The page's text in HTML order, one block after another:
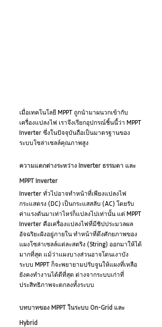
เมื่อเทคโนโลยี MPPT ถูกนำมาผนวกเข้ากับ
เครื่องแปลงไฟ เราจึงเรียกอุปกรณ์ชิ้นนี้ว่า MPPT
Inverter ซึ่งในปัจจุบันถือเป็นมาตรฐานของ
ระบบโซล่าเซลล์คุณภาพสูง
ความแตกต่างระหว่าง Inverter ธรรมดา และ
MPPT Inverter
Inverter ทั่วไปอาจทำหน้าที่เพียงแปลงไฟ
กระแสตรง (DC) เป็นกระแสสลับ (AC) โดยรับ
ค่าแรงดันมาเท่าไหร่ก็แปลงไปเท่านั้น แต่ MPPT
Inverter คือเครื่องแปลงไฟที่มีชิปประมวลผล
อัจฉริยะฝังอยู่ภายใน ทำหน้าที่ดึงศักยภาพของ
แผงโซล่าเซลล์แต่ละสตริง (String) ออกมาให้ได้
มากที่สุด แม้ว่าแผงบางส่วนอาจโดนเงาบัง
ระบบ MPPT ก็จะพยายามปรับจูนให้แผงที่เหลือ
ยังคงทำงานได้ดีที่สุด ต่างจากระบบเก่าที่
ประสิทธิภาพจะตกลงทั้งระบบ
บทบาทของ MPPT ในระบบ On-Grid และ
Hybrid